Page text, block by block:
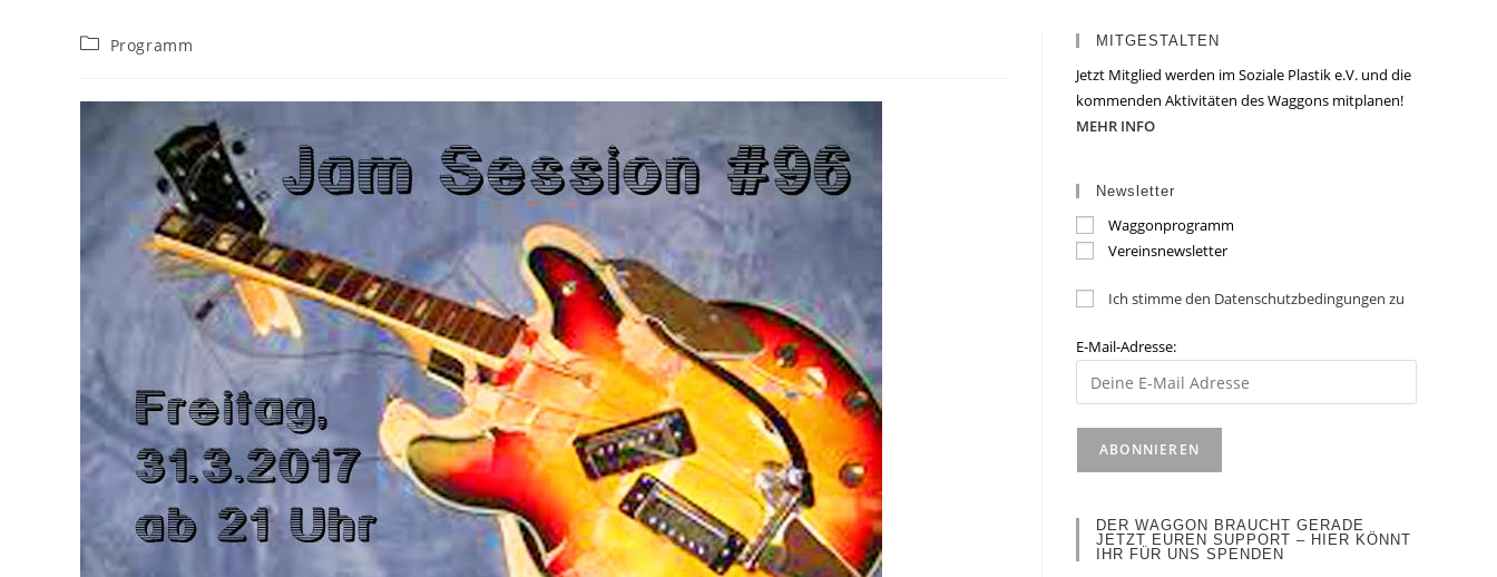
Beitrags-
Programm MITGESTALTEN
Jetzt Mitglied werden im Soziale Plastik e.V. und die
kommenden Aktivitäten des Waggons mitplanen!
MEHR INFO
Newsletter
Waggonprogramm
Vereinsnewsletter
Ich stimme den Datenschutzbedingungen zu
E-Mail-Adresse:
DER WAGGON BRAUCHT GERADE
JETZT EUREN SUPPORT – HIER KÖNNT
IHR FÜR UNS SPENDEN